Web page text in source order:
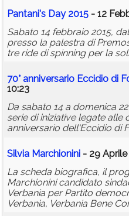
Pantani's Day 2015 - 12
Sabato 14 febbraio 2015,
presso la palestra di
tre ride di spinning per la
70° anniversario Eccidio di
10:23
Da sabato 14 a domenica
serie di iniziative legate alle
anniversario dell'Eccidio di
Silvia Marchionini - 29
La scheda biografica, il
Marchionini candidato
Verbania per Partito
Verbania, Verbania Bene